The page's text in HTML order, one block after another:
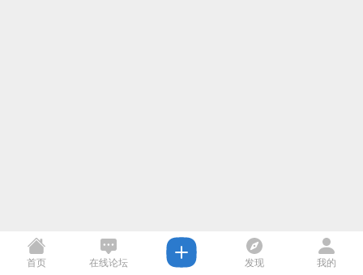
首页 在线论坛 发现 我的